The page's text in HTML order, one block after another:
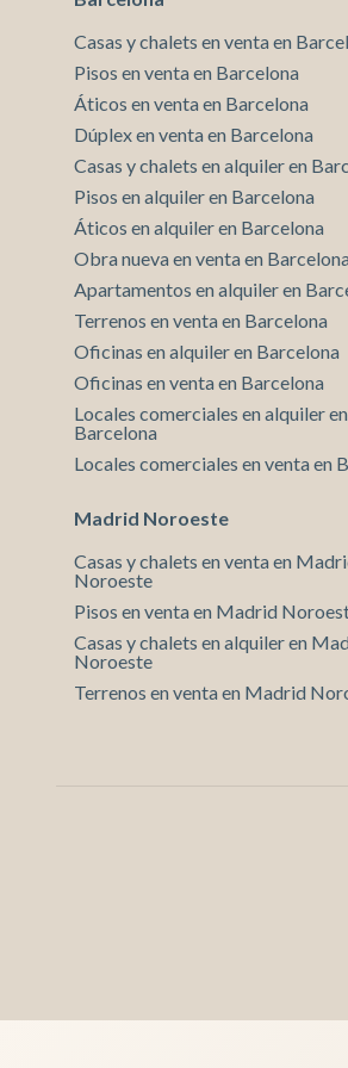
espléndido vestíbulo con una
que se accede al piso superior.
el amplio y luminoso comedor con
cocina abierta con despensa,
de estar con chimenea, una
despacho, un dormitorio con
trastero de 9 m². En la planta
dormitorios dobles con una
con balcón, un dormitorio con
vestidor, y una terraza con unas
campo y la montaña. La casa está equipada con
ventanas con doble
suelo radiante, aire
en toda la casa y electricidad de GESA.
Casas y chalets en venta en
Pisos en venta en Barcelona
Áticos en venta en Barcelona
Dúplex en venta en Barcelona
Casas y chalets en alquiler en
Pisos en alquiler en Barcelona
Áticos en alquiler en Barcelona
Obra nueva en venta en Barcelona
Apartamentos en alquiler en
Terrenos en venta en Barcelona
Oficinas en alquiler en Barcelona
Oficinas en venta en Barcelona
Locales comerciales en alquiler en
Barcelona
Locales comerciales en venta en
Madrid Noroeste
Casas y chalets en venta en
Noroeste
Pisos en venta en Madrid
Casas y chalets en alquiler en
Noroeste
Terrenos en venta en Madrid